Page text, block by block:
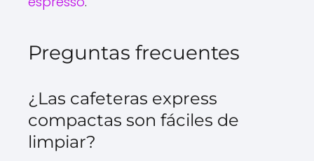
Preguntas frecuentes
¿Las cafeteras express
compactas son fáciles de
limpiar?